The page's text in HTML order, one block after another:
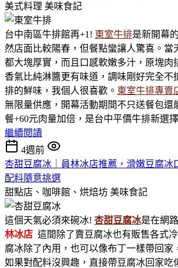
美式料理 美味食記
台中南區牛排館再+1! 東室牛排是新開幕
然店面比較陽春，但餐點蠻讓人驚喜。當
都大塊厚實，而且口感軟嫩多汁，原塊肉
香氣比純淋醬更有味道，調味剛好完全不
排的鮮味，我個人很喜歡。 東室牛排專賣
無限量供應，開幕活動期間不只送餐包還
餐+60元肉量加倍，是台中平價牛排新選擇
繼續閱讀
4週前
杏甜豆腐冰｜員林冰店推薦，滑嫩豆腐冰
配料隨意挑選
甜點店、咖啡館、烘焙坊 美味食記
這個天氣必須來碗冰! 杏甜豆腐冰是在網
林冰店 這間除了賣豆腐冰也有販售各式
腐冰除了內用，也可以像布丁一樣帶回家
如果對配料沒興趣，直接帶豆腐冰回家吃